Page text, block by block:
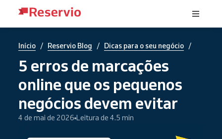
Início / Reservio Blog / Dicas para o seu negócio /
5 erros de marcações
online que os pequenos
negócios devem evitar
4 de mai de 2026 Leitura de 4.5 min